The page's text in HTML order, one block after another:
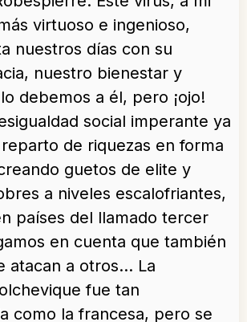
virtuoso e ingenioso,
nuestros días con su
nuestro bienestar y
debemos a él, pero ¡ojo!
social imperante ya
de riquezas en forma
guetos de elite y
a niveles escalofriantes,
países del llamado tercer
en cuenta que también
atacan a otros… La
fue tan
como la francesa, pero se